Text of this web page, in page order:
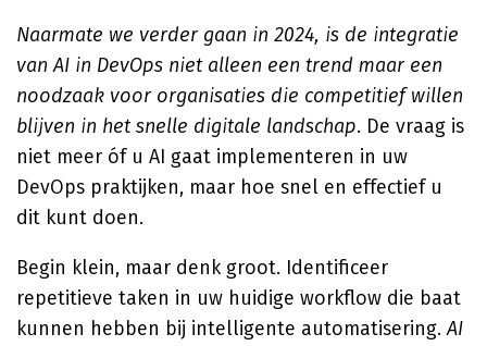
Naarmate we verder gaan in 2024, is de integratie
van AI in DevOps niet alleen een trend maar een
noodzaak voor organisaties die competitief willen
blijven in het snelle digitale landschap. De vraag is
niet meer óf u AI gaat implementeren in uw
DevOps praktijken, maar hoe snel en effectief u
dit kunt doen.
Begin klein, maar denk groot. Identificeer
repetitieve taken in uw huidige workflow die baat
kunnen hebben bij intelligente automatisering.AI